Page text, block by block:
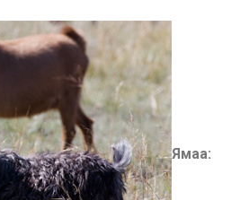
Ямаа: